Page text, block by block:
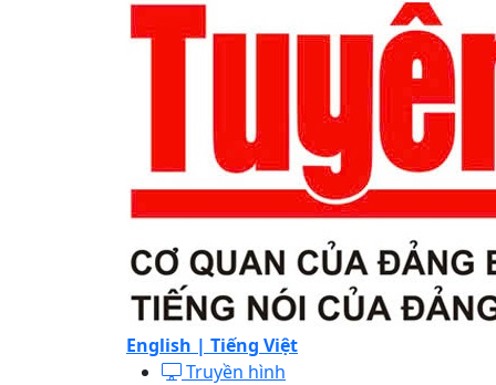
English | Tiếng Việt
Truyền hình